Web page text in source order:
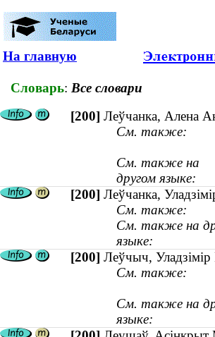
На главную
Словарь: Все словари
[200] Леўчанка, Алена
См. также:
См. также на
другом языке:
[200] Леўчанка,
См. также:
См. также на
языке:
[200] Леўчыч, Уладзімір
См. также:
См. также на
языке: